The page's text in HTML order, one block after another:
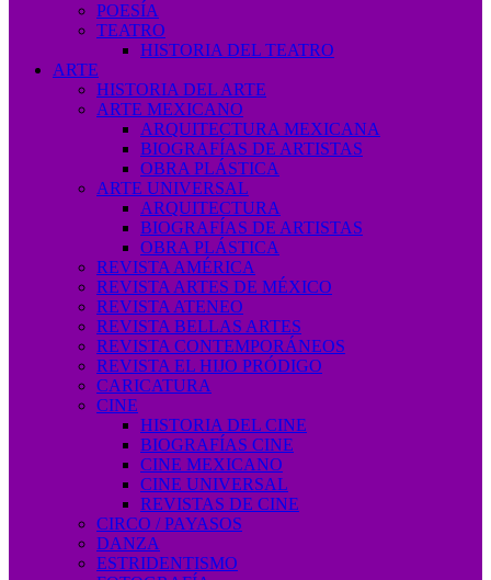
POESÍA
TEATRO
HISTORIA DEL TEATRO
ARTE
HISTORIA DEL ARTE
ARTE MEXICANO
ARQUITECTURA MEXICANA
BIOGRAFÍAS DE ARTISTAS
OBRA PLÁSTICA
ARTE UNIVERSAL
ARQUITECTURA
BIOGRAFÍAS DE ARTISTAS
OBRA PLÁSTICA
REVISTA AMÉRICA
REVISTA ARTES DE MÉXICO
REVISTA ATENEO
REVISTA BELLAS ARTES
REVISTA CONTEMPORÁNEOS
REVISTA EL HIJO PRÓDIGO
CARICATURA
CINE
HISTORIA DEL CINE
BIOGRAFÍAS CINE
CINE MEXICANO
CINE UNIVERSAL
REVISTAS DE CINE
CIRCO / PAYASOS
DANZA
ESTRIDENTISMO